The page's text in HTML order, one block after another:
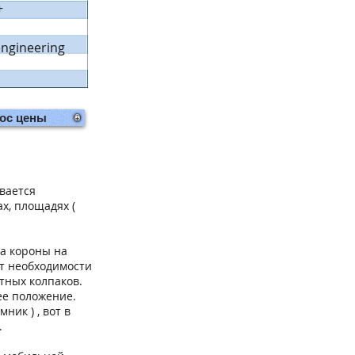
цены
площадях (
короны на
необходимости
колпаков.
положение.
) , вот в